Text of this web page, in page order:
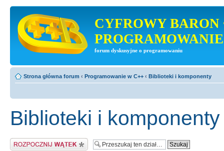
CYFROWY BARON
PROGRAMOWANIE
forum dyskusyjne o programowaniu
Strona główna forum ‹ Programowanie w C++ ‹ Biblioteki i komponenty
Biblioteki i komponenty
Napisz wątek